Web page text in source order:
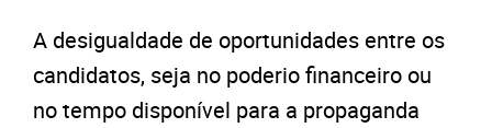
A desigualdade de oportunidades entre os
candidatos, seja no poderio financeiro ou
no tempo disponível para a propaganda